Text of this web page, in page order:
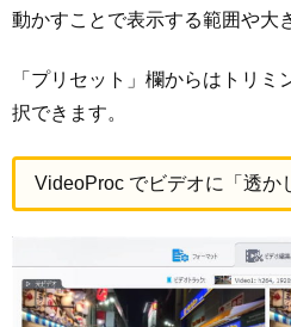
動かすことで表示する範囲や大
「プリセット」欄からはトリ
択できます。
VideoProc でビデオに「透か